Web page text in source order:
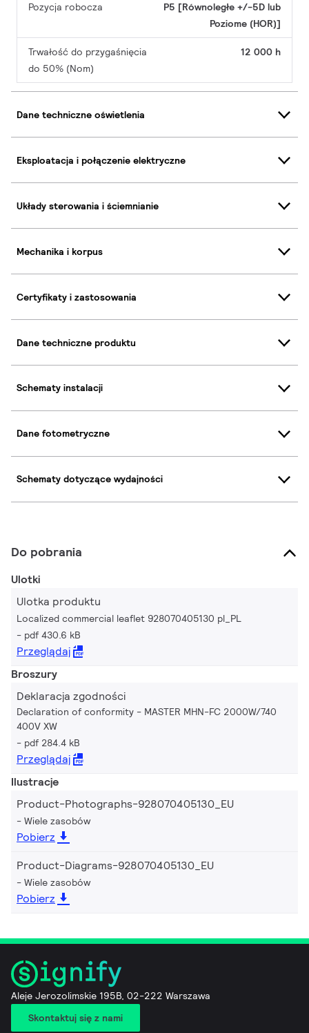
Pozycja robocza
P5 [Równoległe +/-5D lub
Poziome (HOR)]
Trwałość do przygaśnięcia
do 50% (Nom)
12 000 h
Dane techniczne oświetlenia
Eksploatacja i połączenie elektryczne
Układy sterowania i ściemnianie
Mechanika i korpus
Certyfikaty i zastosowania
Dane techniczne produktu
Schematy instalacji
Dane fotometryczne
Schematy dotyczące wydajności
Do pobrania
Ulotki
Ulotka produktu
Localized commercial leaflet 928070405130 pl_PL
pdf 430.6 kB
Przeglądaj
Broszury
Deklaracja zgodności
Declaration of conformity - MASTER MHN-FC 2000W/740
400V XW
pdf 284.4 kB
Przeglądaj
Ilustracje
Product-Photographs-928070405130_EU
Wiele zasobów
Pobierz
Product-Diagrams-928070405130_EU
Wiele zasobów
Pobierz
Aleje Jerozolimskie 195B, 02-222 Warszawa
Skontaktuj się z nami